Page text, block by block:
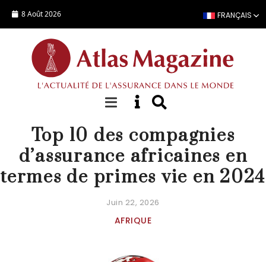
8 Août 2026 FRANÇAIS
STATISTIQUES COMPAGNIE
Top 10 des compagnies
d’assurance africaines en
termes de primes vie en 2024
Juin 22, 2026
AFRIQUE